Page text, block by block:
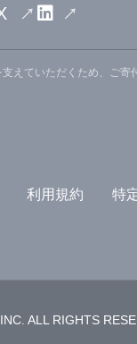
えていただくため、ご寄
利用規約 特
ALL RIGHTS